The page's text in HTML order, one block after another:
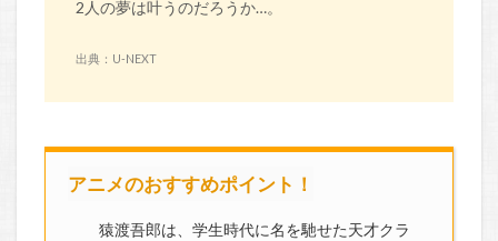
2人の夢は叶うのだろうか…。
出典：U-NEXT
アニメのおすすめポイント！
猿渡吾郎は、学生時代に名を馳せた天才クラ